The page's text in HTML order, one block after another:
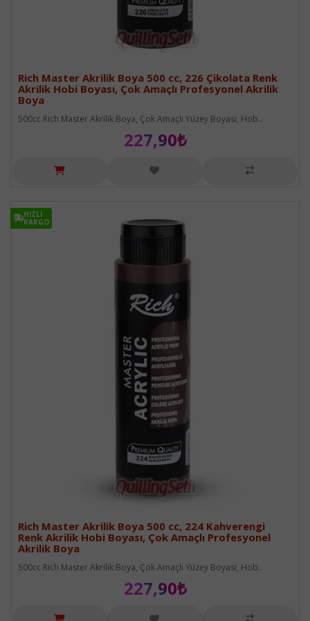
Rich Master Akrilik Boya 500 cc, 226 Çikolata Renk
Akrilik Hobi Boyası, Çok Amaçlı Profesyonel Akrilik
Boya
500cc Rich Master Akrilik Boya, Çok Amaçlı Yüzey Boyası, Hob..
227,90₺
HIZLI
KARGO
HIZLI
KARGO
Rich Master Akrilik Boya 500 cc, 224 Kahverengi
Renk Akrilik Hobi Boyası, Çok Amaçlı Profesyonel
Akrilik Boya
500cc Rich Master Akrilik Boya, Çok Amaçlı Yüzey Boyası, Hob..
227,90₺